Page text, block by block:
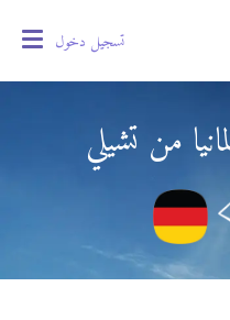
تسجيل دخول
من تشيلي